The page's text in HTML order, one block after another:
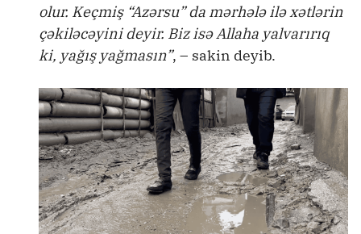
olur. Keçmiş “Azərsu” da mərhələ ilə xətlərin
çəkiləcəyini deyir. Biz isə Allaha yalvarırıq
ki, yağış yağmasın”, – sakin deyib.